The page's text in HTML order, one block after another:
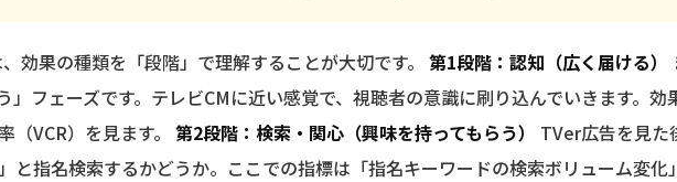
効果の種類を「段階」で理解することが大切です。 第1段階：認知（広く届ける）
」フェーズです。テレビCMに近い感覚で、視聴者の意識に刷り込んでいきます。
（VCR）を見ます。 第2段階：検索・関心（興味を持ってもらう）
TVer広告を見た
と指名検索するかどうか。ここでの指標は「指名キーワードの検索ボリューム変